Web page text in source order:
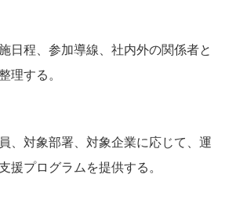
日程、参加導線、社内外の関係者と
理する。
、対象部署、対象企業に応じて、運
援プログラムを提供する。